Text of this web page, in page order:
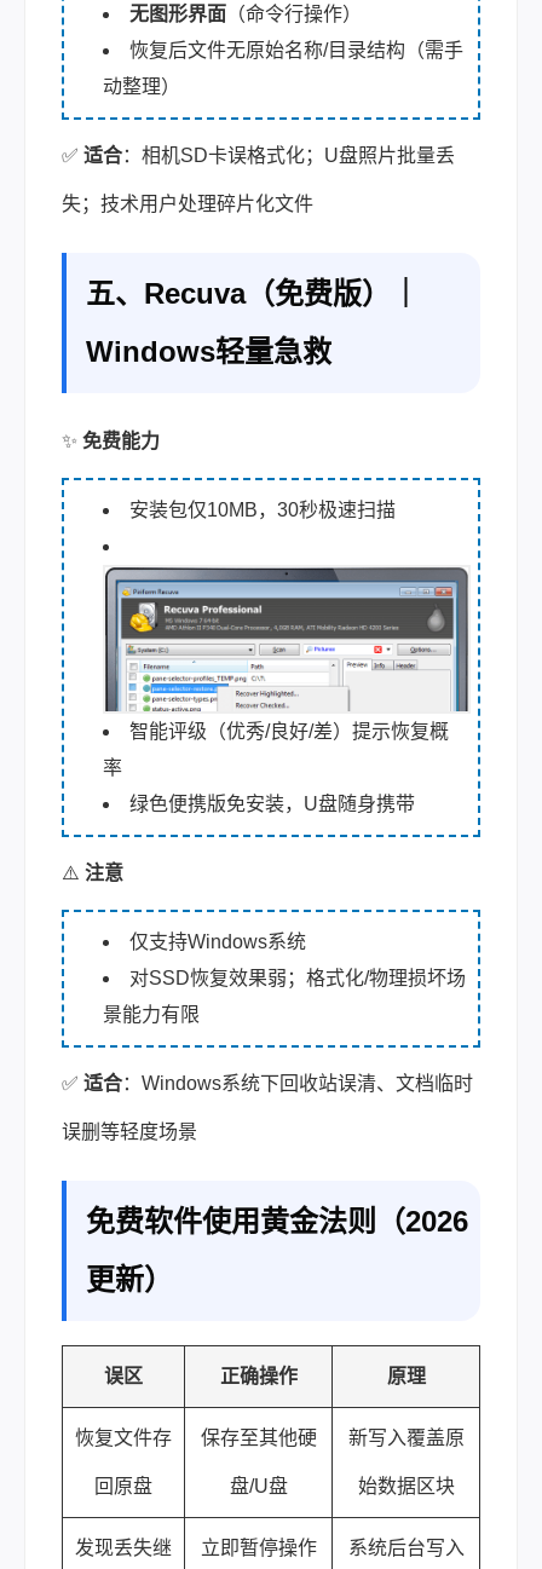
无图形界面 （命令行操作）
恢复后文件无原始名称/目录结构（需手
动整理）
✅ 适合：相机SD卡误格式化；U盘照片批量丢
失；技术用户处理碎片化文件
五、Recuva（免费版）｜
Windows轻量急救
✨ 免费能力
安装包仅10MB，30秒极速扫描
智能评级（优秀/良好/差）提示恢复概
率
绿色便携版免安装，U盘随身携带
⚠️ 注意
仅支持Windows系统
对SSD恢复效果弱；格式化/物理损坏场
景能力有限
✅ 适合：Windows系统下回收站误清、文档临时
误删等轻度场景
免费软件使用黄金法则（2026
更新）
误区 正确操作 原理
恢复文件存
回原盘
保存至其他硬
盘/U盘
新写入覆盖原
始数据区块
发现丢失继 立即暂停操作 系统后台写入